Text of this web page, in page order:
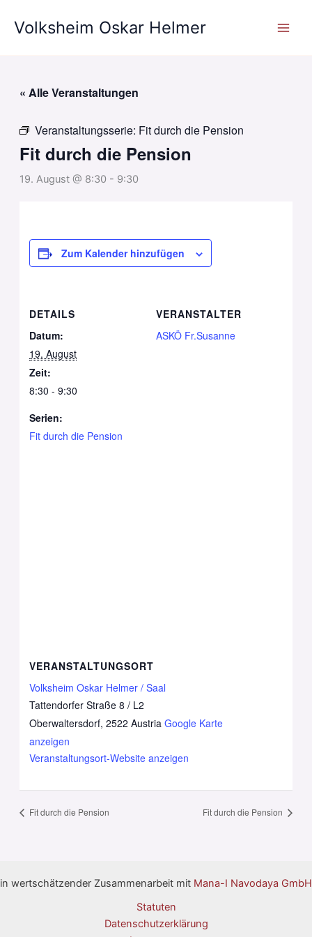
InhaltVolksheim Oskar Helmer
« Alle Veranstaltungen
Veranstaltungsserie: Fit durch die Pension
Fit durch die Pension
19. August @ 8:30- 9:30
Zum Kalender hinzufügen
DETAILS
Datum:
19. August
Zeit:
8:30 - 9:30
Serien:
Fit durch die Pension
VERANSTALTER
ASKÖ Fr.Susanne
VERANSTALTUNGSORT
Volksheim Oskar Helmer / Saal
Tattendorfer Straße 8 / L2
Oberwaltersdorf, 2522 Austria Google Karte
anzeigen
Veranstaltungsort-Website anzeigen
Fit durch die Pension Fit durch die Pension
in wertschätzender Zusammenarbeit mit Mana-I Navodaya GmbH
Statuten
Datenschutzerklärung